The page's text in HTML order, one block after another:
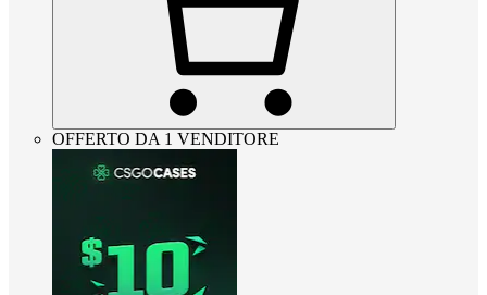
OFFERTO DA 1 VENDITORE